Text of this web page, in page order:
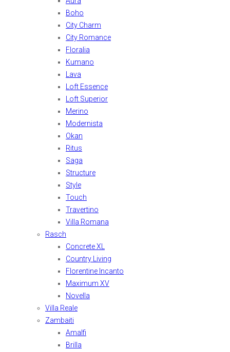
Boho
City Charm
City Romance
Floralia
Kumano
Lava
Loft Essence
Loft Superior
Merino
Modernista
Okan
Ritus
Saga
Structure
Style
Touch
Travertino
Villa Romana
Rasch
Concrete XL
Country Living
Florentine Incanto
Maximum XV
Novella
Villa Reale
Zambaiti
Amalfi
Brilla